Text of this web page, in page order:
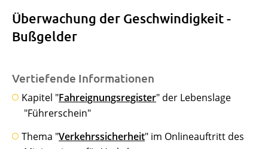
Überwachung der Geschwindigkeit -
Bußgelder
Vertiefende Informationen
Kapitel "Fahreignungsregister" der Lebenslage
"Führerschein"
Thema "Verkehrssicherheit" im Onlineauftritt des